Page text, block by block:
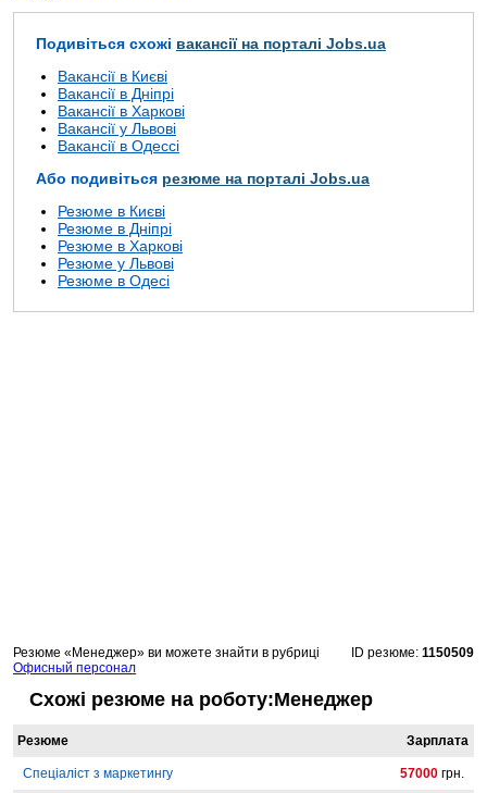
Подивіться схожі вакансії на порталі Jobs.ua
Вакансії в Києві
Вакансії в Дніпрі
Вакансії в Харкові
Вакансії у Львові
Вакансії в Одессі
Або подивіться резюме на порталі Jobs.ua
Резюме в Києві
Резюме в Дніпрі
Резюме в Харкові
Резюме у Львові
Резюме в Одесі
Резюме «Менеджер» ви можете знайти в рубриці
Офисный персонал
ID резюме: 1150509
Схожі резюме на роботу:Менеджер
Резюме Зарплата
Спеціаліст з маркетингу 57000 грн.